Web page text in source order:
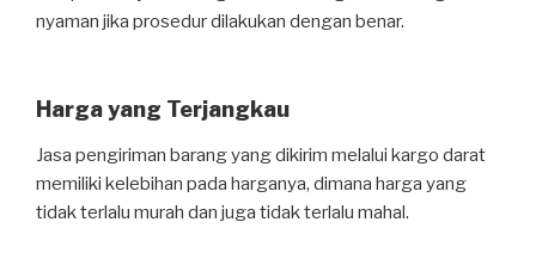
nyaman jika prosedur dilakukan dengan benar.
Harga yang Terjangkau
Jasa pengiriman barang yang dikirim melalui kargo darat
memiliki kelebihan pada harganya, dimana harga yang
tidak terlalu murah dan juga tidak terlalu mahal.